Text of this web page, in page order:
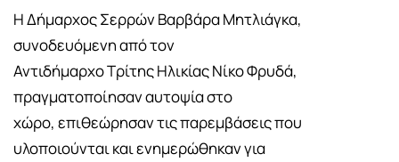
Η Δήμαρχος Σερρών Βαρβάρα Μητλιάγκα,
συνοδευόμενη από τον
Αντιδήμαρχο Τρίτης Ηλικίας Νίκο Φρυδά,
πραγματοποίησαν αυτοψία στο
χώρο, επιθεώρησαν τις παρεμβάσεις που
υλοποιούνται και ενημερώθηκαν για